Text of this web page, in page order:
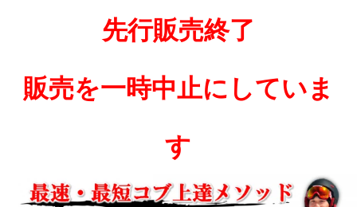
先行販売終了
販売を一時中止にしていま
す